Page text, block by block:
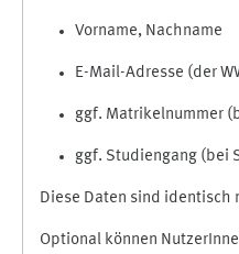
Vorname, Nachname
E-Mail-Adresse (der
ggf. Matrikelnummer
ggf. Studiengang (bei
Diese Daten sind identisch
Optional können